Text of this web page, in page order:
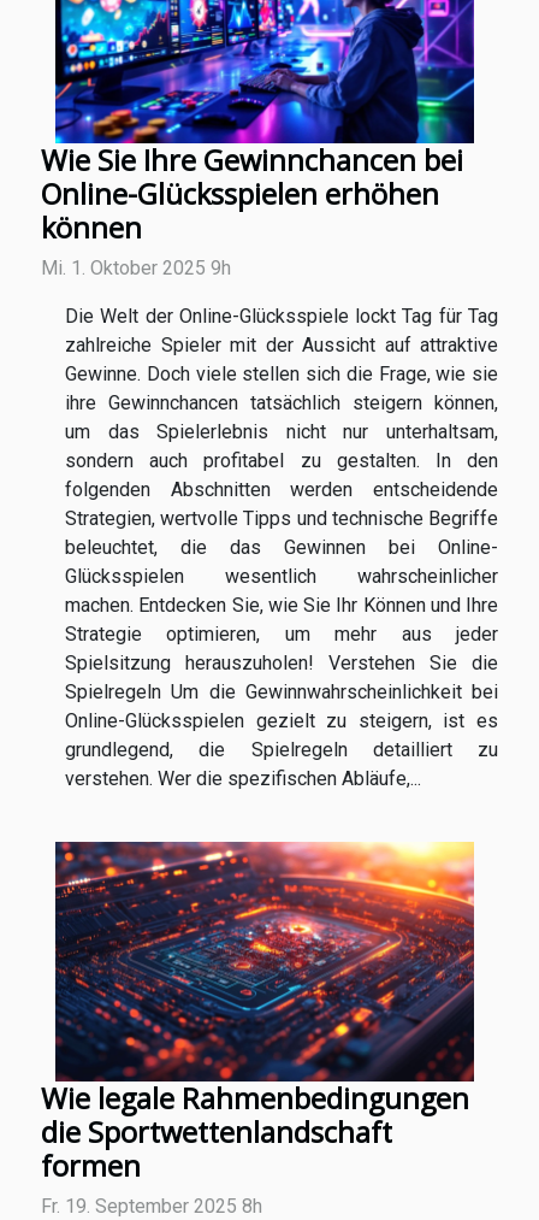
Wie Sie Ihre Gewinnchancen bei
Online-Glücksspielen erhöhen
können
Mi. 1. Oktober 2025 9h
Die Welt der Online-Glücksspiele lockt Tag für Tag
zahlreiche Spieler mit der Aussicht auf attraktive
Gewinne. Doch viele stellen sich die Frage, wie sie
ihre Gewinnchancen tatsächlich steigern können,
um das Spielerlebnis nicht nur unterhaltsam,
sondern auch profitabel zu gestalten. In den
folgenden Abschnitten werden entscheidende
Strategien, wertvolle Tipps und technische Begriffe
beleuchtet, die das Gewinnen bei Online-
Glücksspielen wesentlich wahrscheinlicher
machen. Entdecken Sie, wie Sie Ihr Können und Ihre
Strategie optimieren, um mehr aus jeder
Spielsitzung herauszuholen! Verstehen Sie die
Spielregeln Um die Gewinnwahrscheinlichkeit bei
Online-Glücksspielen gezielt zu steigern, ist es
grundlegend, die Spielregeln detailliert zu
verstehen. Wer die spezifischen Abläufe,...
Wie legale Rahmenbedingungen
die Sportwettenlandschaft
formen
Fr. 19. September 2025 8h